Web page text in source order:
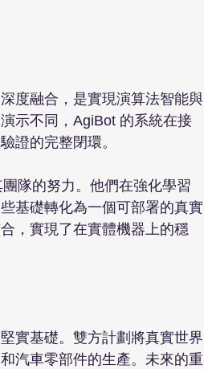
度融合，是實現演算法智能與
示不同，AgiBot 的系統在接
證的完整閉環。
隊的努力。他們在強化學習
基礎轉化為一個可部署的真實
，實現了在實體機器上的穩
實基礎。雙方計劃將真實世界
汽車零部件的生產。未來的重